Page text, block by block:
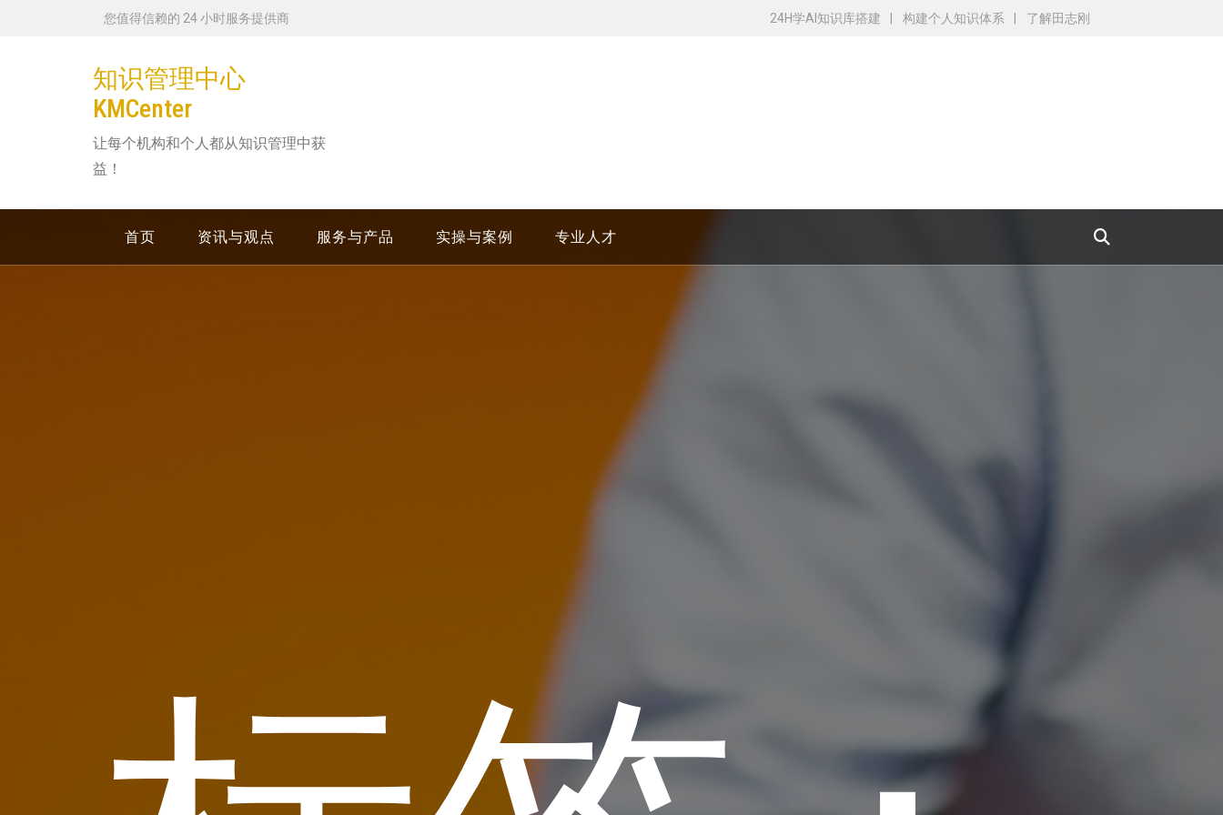
您值得信赖的 24 小时服务提供商 24H学AI知识库搭建 构建个人知识体系 了解田志刚
知识管理中心
KMCenter
让每个机构和个人都从知识管理中获
益！
首页 资讯与观点 服务与产品 实操与案例 专业人才